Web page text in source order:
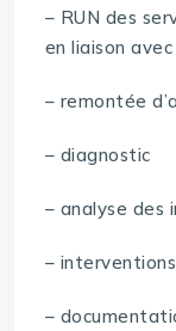
– RUN des
en liaison avec
– remontée
– diagnostic
– analyse des
–
–